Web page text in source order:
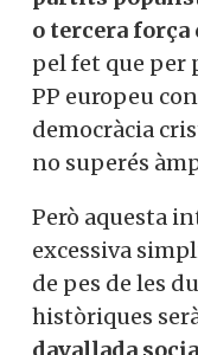
partits
segona o
d’Estrasburg; i
vegada la
en torn la
el 50%.
Però aquesta
excessiva
pèrdua de pes